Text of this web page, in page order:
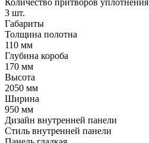
3 шт.
Габариты
Толщина полотна
110 мм
Глубина короба
170 мм
Высота
2050 мм
Ширина
950 мм
Дизайн внутренней панели
Стиль внутренней панели